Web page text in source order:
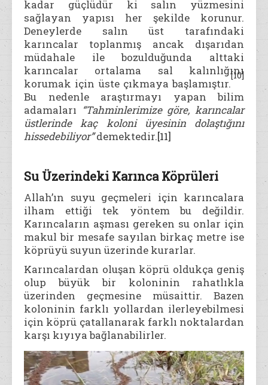
kadar güçlüdür ki salın yüzmesini
sağlayan yapısı her şekilde korunur.
Deneylerde salın üst tarafındaki
karıncalar toplanmış ancak dışarıdan
müdahale ile bozulduğunda alttaki
karıncalar ortalama sal kalınlığını
korumak için üste çıkmaya başlamıştır.
[10]
Bu nedenle araştırmayı yapan bilim
adamaları “Tahminlerimize göre, karıncalar
üstlerinde kaç koloni üyesinin dolaştığını
hissedebiliyor”demektedir.[11]
Su Üzerindeki Karınca Köprüleri
Allah’ın suyu geçmeleri için karıncalara
ilham ettiği tek yöntem bu değildir.
Karıncaların aşması gereken su onlar için
makul bir mesafe sayılan birkaç metre ise
köprüyü suyun üzerinde kurarlar.
Karıncalardan oluşan köprü oldukça geniş
olup büyük bir koloninin rahatlıkla
üzerinden geçmesine müsaittir. Bazen
koloninin farklı yollardan ilerleyebilmesi
için köprü çatallanarak farklı noktalardan
karşı kıyıya bağlanabilirler.